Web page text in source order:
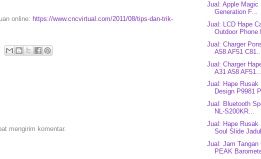
online: https://www.cncvirtual.com/2011/08/tips-dan-trik-
mengirim komentar.
Jual: Apple
Generation F...
Jual: LCD Hape
Outdoor Phone
Jual: Charger
A58 AF51 C81...
Jual: Charger
A31 A58 AF51...
Jual: Hape
Design P9981
Jual: Bluetooth
NL-S200KR...
Jual: Hape Rusak
Soul Slide
Jual: Jam Tangan
PEAK